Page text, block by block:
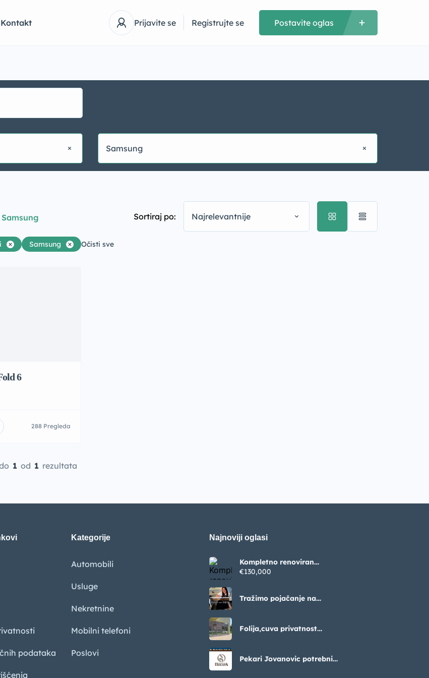
Kontakt Prijavite se Registrujte se Postavite oglas
Samsung
Samsung Sortiraj po: Najrelevantnije
Samsung Očisti sve
6
288 Pregleda
1 od 1 rezultata
podataka
Kategorije
Automobili
Usluge
Nekretnine
Mobilni telefoni
Poslovi
Najnoviji oglasi
Kompletno renoviran
apartman sa pogledom na
Boku – Krašići (52m²)
€130,000
Tražimo pojačanje na
Folija,cuva privatnost
Pekari Jovanovic potrebni